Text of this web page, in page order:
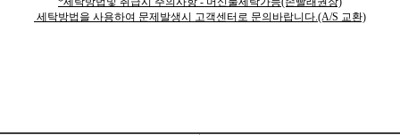
세탁방법을 사용하여 문제발생시 고객센터로 문의바랍니다.(A/S 교환)